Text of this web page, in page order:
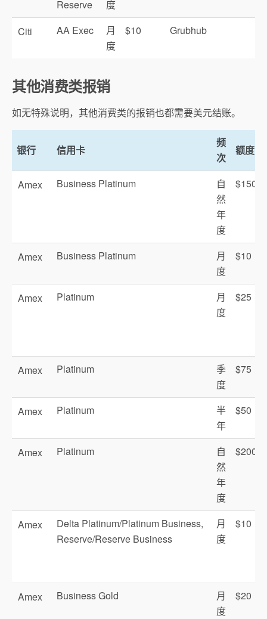
Reserve
度
Citi
AA Exec
月
度
$10 Grubhub
其他消费类报销
如无特殊说明，其他消费类的报销也都需要美元结账。
银行 信用卡
频
次
额度
Amex Business Platinum
自
然
年
度
$150
Amex Business Platinum
月
度
$10
Amex Platinum
月
度
$25
Amex Platinum
季
度
$75
Amex Platinum
半
年
$50
Amex Platinum
自
然
年
度
$200
Amex
Delta Platinum/Platinum Business,
Reserve/Reserve Business
月
度
$10
Amex Business Gold
月
度
$20